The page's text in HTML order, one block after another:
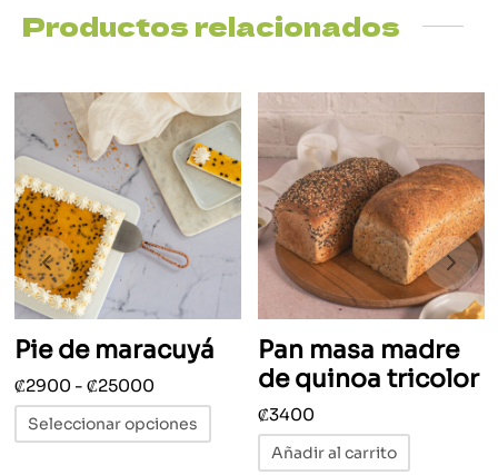
Productos relacionados
Pie de maracuyá
₡2900 - ₡25000Rango
de
precios:
Seleccionar opciones
Este
producto
Pan masa madre
de quinoa tricolor
₡3400
Añadir al carrito